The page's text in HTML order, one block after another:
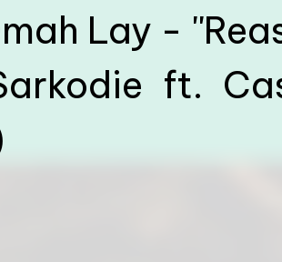
Lay -
ft.